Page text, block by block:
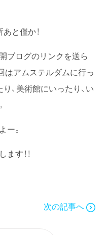
と僅か！
ブログのリンクを送ら
はアムステルダムに行っ
、美術館にいったり、い
ー。
す！！
次の記事へ